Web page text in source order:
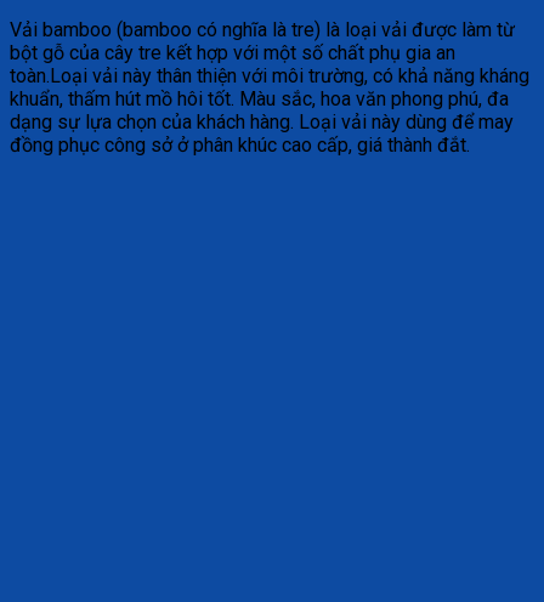
Vải bamboo (bamboo có nghĩa là tre) là loại vải được làm từ
bột gỗ của cây tre kết hợp với một số chất phụ gia an
toàn.Loại vải này thân thiện với môi trường, có khả năng kháng
khuẩn, thấm hút mồ hôi tốt. Màu sắc, hoa văn phong phú, đa
dạng sự lựa chọn của khách hàng. Loại vải này dùng để may
đồng phục công sở ở phân khúc cao cấp, giá thành đắt.